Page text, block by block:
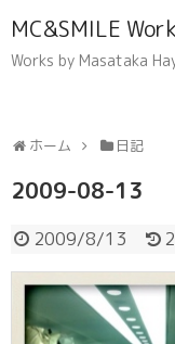
MC&SMILE
Works by Masataka
ホーム 日記
2009-08-13
2009/8/13